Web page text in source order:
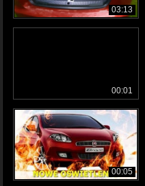
03:13
00:01
00:05